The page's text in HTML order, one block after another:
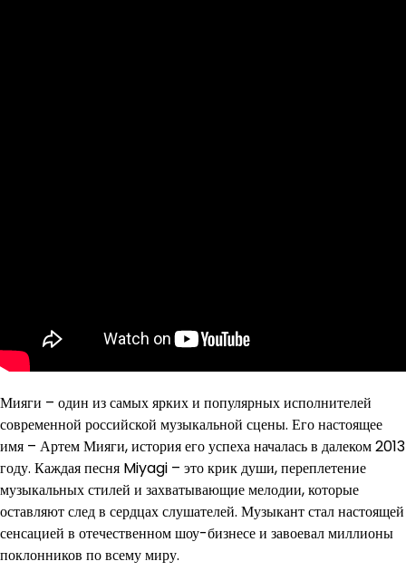
Мияги – один из самых ярких и популярных исполнителей
современной российской музыкальной сцены. Его настоящее
имя – Артем Мияги, история его успеха началась в далеком 2013
году. Каждая песня Miyagi – это крик души, переплетение
музыкальных стилей и захватывающие мелодии, которые
оставляют след в сердцах слушателей. Музыкант стал настоящей
сенсацией в отечественном шоу-бизнесе и завоевал миллионы
поклонников по всему миру.